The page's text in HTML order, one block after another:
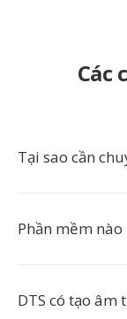
Các
Tại sao cần
Phần mềm nào
DTS có tạo âm